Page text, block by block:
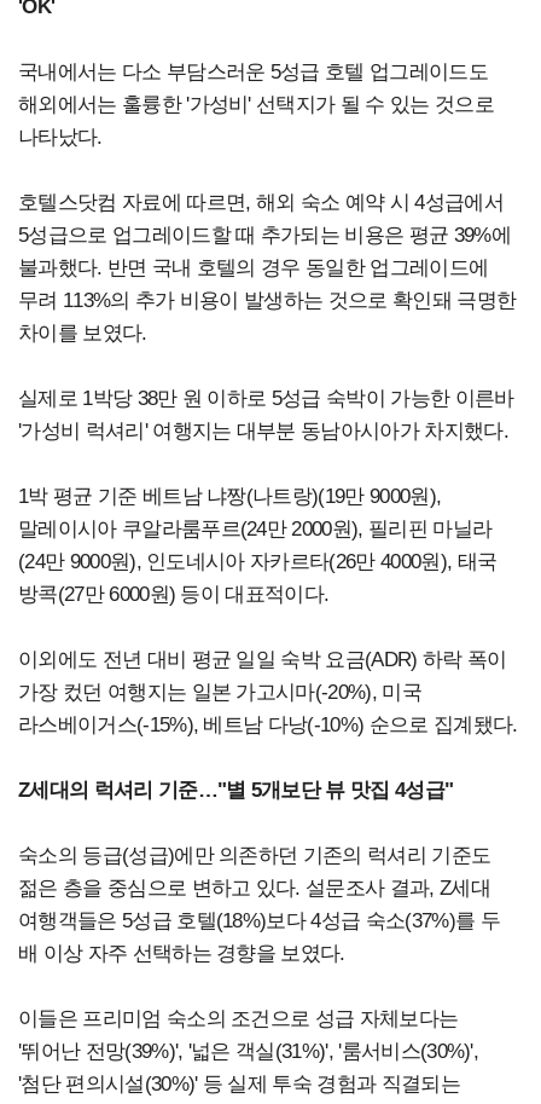
'OK'
국내에서는 다소 부담스러운 5성급 호텔 업그레이드도
해외에서는 훌륭한 '가성비' 선택지가 될 수 있는 것으로
나타났다.
호텔스닷컴 자료에 따르면, 해외 숙소 예약 시 4성급에서
5성급으로 업그레이드할 때 추가되는 비용은 평균 39%에
불과했다. 반면 국내 호텔의 경우 동일한 업그레이드에
무려 113%의 추가 비용이 발생하는 것으로 확인돼 극명한
차이를 보였다.
실제로 1박당 38만 원 이하로 5성급 숙박이 가능한 이른바
'가성비 럭셔리' 여행지는 대부분 동남아시아가 차지했다.
1박 평균 기준 베트남 냐짱(나트랑)(19만 9000원),
말레이시아 쿠알라룸푸르(24만 2000원), 필리핀 마닐라
(24만 9000원), 인도네시아 자카르타(26만 4000원), 태국
방콕(27만 6000원) 등이 대표적이다.
이외에도 전년 대비 평균 일일 숙박 요금(ADR) 하락 폭이
가장 컸던 여행지는 일본 가고시마(-20%), 미국
라스베이거스(-15%), 베트남 다낭(-10%) 순으로 집계됐다.
Z세대의 럭셔리 기준…"별 5개보단 뷰 맛집 4성급"
숙소의 등급(성급)에만 의존하던 기존의 럭셔리 기준도
젊은 층을 중심으로 변하고 있다. 설문조사 결과, Z세대
여행객들은 5성급 호텔(18%)보다 4성급 숙소(37%)를 두
배 이상 자주 선택하는 경향을 보였다.
이들은 프리미엄 숙소의 조건으로 성급 자체보다는
'뛰어난 전망(39%)', '넓은 객실(31%)', '룸서비스(30%)',
'첨단 편의시설(30%)' 등 실제 투숙 경험과 직결되는